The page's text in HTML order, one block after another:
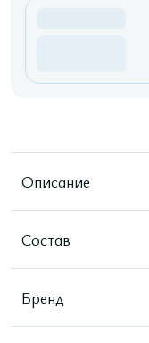
Описание
Состав
Бренд